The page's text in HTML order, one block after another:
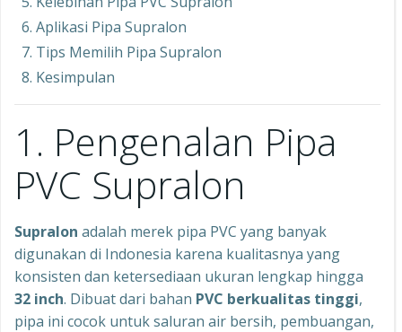
Aplikasi Pipa Supralon
Tips Memilih Pipa Supralon
Kesimpulan
1. Pengenalan Pipa
PVC Supralon
Supralon adalah merek pipa PVC yang banyak
digunakan di Indonesia karena kualitasnya yang
konsisten dan ketersediaan ukuran lengkap hingga
32 inch. Dibuat dari bahan PVC berkualitas tinggi,
pipa ini cocok untuk saluran air bersih, pembuangan,